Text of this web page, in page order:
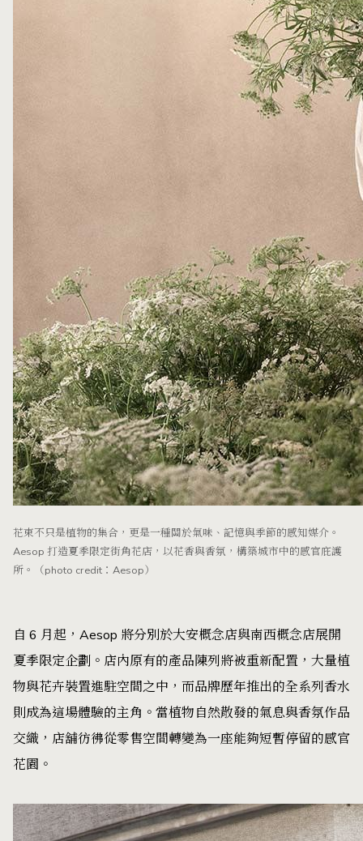
花束不只是植物的集合，更是一種關於氣味、記憶與季節的感知媒介。
Aesop 打造夏季限定街角花店，以花香與香氛，構築城市中的感官庇護
所。（photo credit：Aesop）
自 6 月起，Aesop 將分別於大安概念店與南西概念店展開
夏季限定企劃。店內原有的產品陳列將被重新配置，大量植
物與花卉裝置進駐空間之中，而品牌歷年推出的全系列香水
則成為這場體驗的主角。當植物自然散發的氣息與香氛作品
交織，店舖彷彿從零售空間轉變為一座能夠短暫停留的感官
花園。